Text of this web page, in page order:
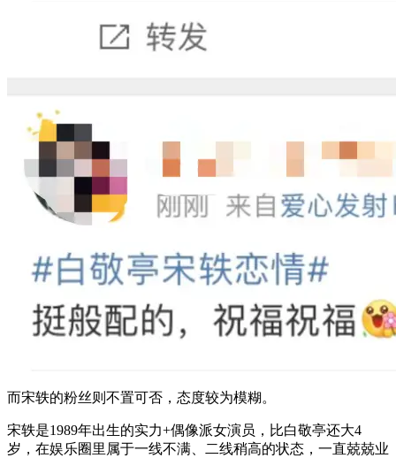
而宋轶的粉丝则不置可否，态度较为模糊。
宋轶是1989年出生的实力+偶像派女演员，比白敬亭还大4
岁，在娱乐圈里属于一线不满、二线稍高的状态，一直兢兢业